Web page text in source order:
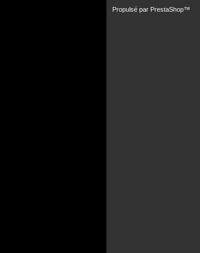
Propulsé par PrestaShop™